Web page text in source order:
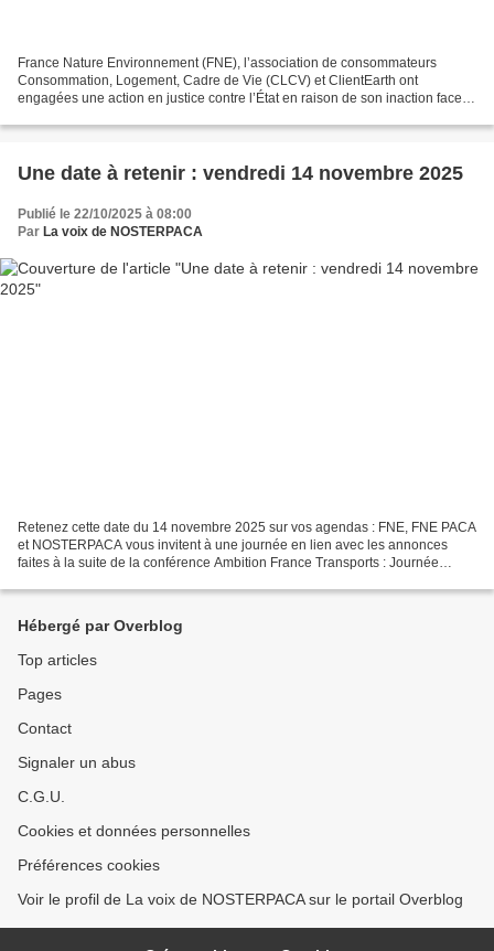
France Nature Environnement (FNE), l’association de consommateurs
Consommation, Logement, Cadre de Vie (CLCV) et ClientEarth ont
engagées une action en justice contre l’État en raison de son inaction face
Une date à retenir : vendredi 14 novembre 2025
Publié le 22/10/2025 à 08:00
Par La voix de NOSTERPACA
Retenez cette date du 14 novembre 2025 sur vos agendas : FNE, FNE PACA
et NOSTERPACA vous invitent à une journée en lien avec les annonces
faites à la suite de la conférence Ambition France Transports : Journée
Hébergé par Overblog
Top articles
Pages
Contact
Signaler un abus
C.G.U.
Cookies et données personnelles
Préférences cookies
Voir le profil de La voix de NOSTERPACA sur le portail Overblog